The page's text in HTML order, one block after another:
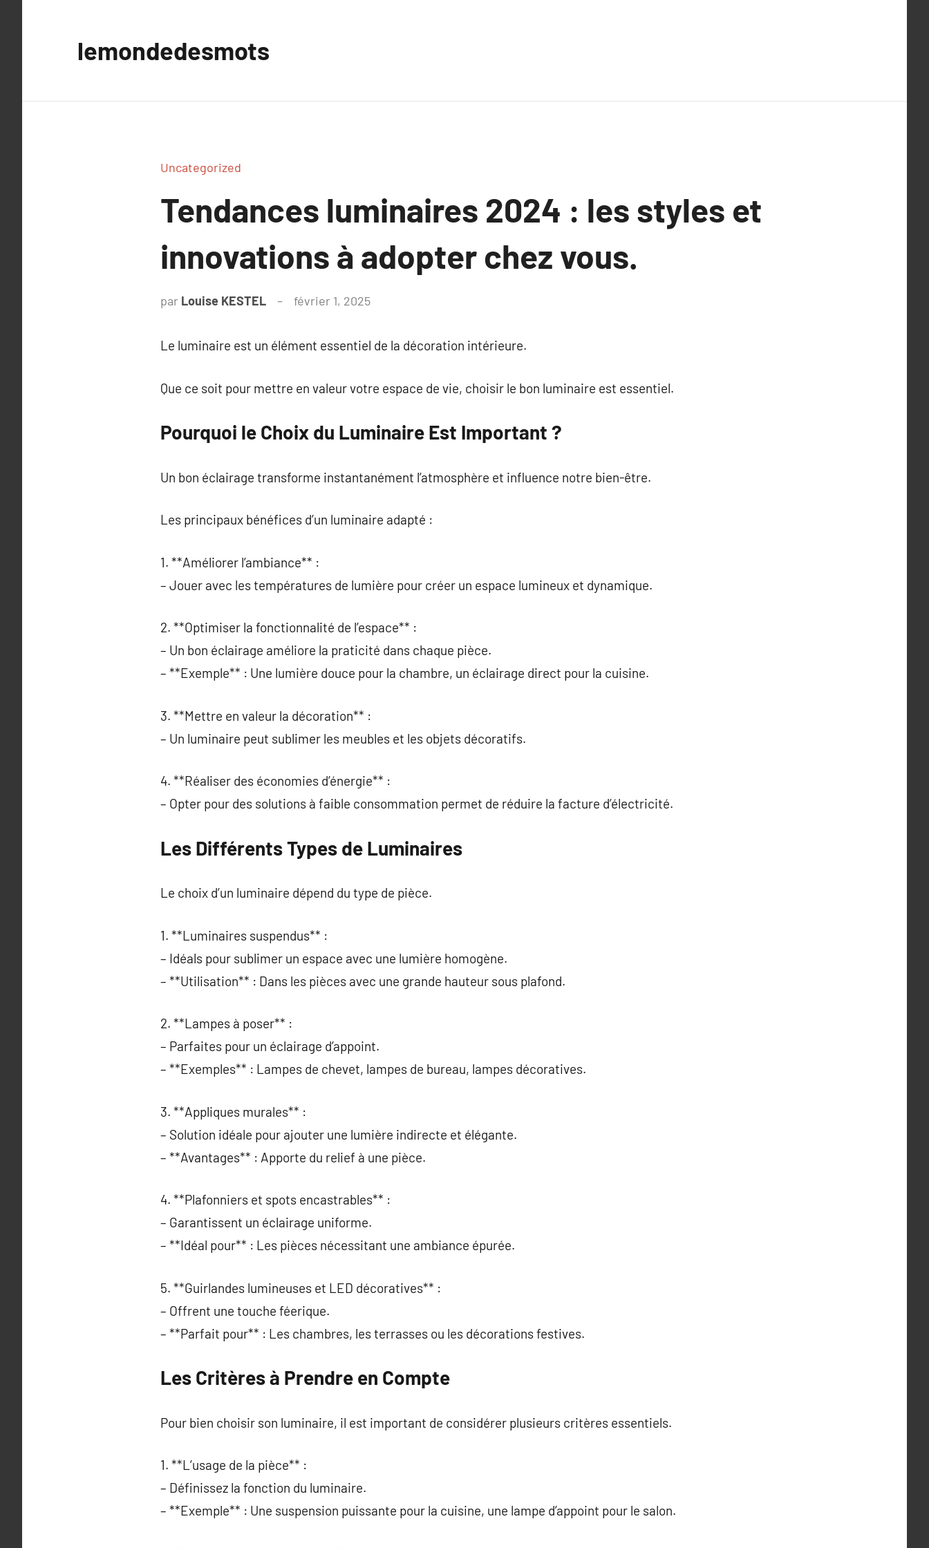
lemondedesmots
Uncategorized
Tendances luminaires 2024 : les styles et
innovations à adopter chez vous.
par Louise KESTEL février 1, 2025
Le luminaire est un élément essentiel de la décoration intérieure.
Que ce soit pour mettre en valeur votre espace de vie, choisir le bon luminaire est essentiel.
Pourquoi le Choix du Luminaire Est Important ?
Un bon éclairage transforme instantanément l’atmosphère et influence notre bien-être.
Les principaux bénéfices d’un luminaire adapté :
1. **Améliorer l’ambiance** :
– Jouer avec les températures de lumière pour créer un espace lumineux et dynamique.
2. **Optimiser la fonctionnalité de l’espace** :
– Un bon éclairage améliore la praticité dans chaque pièce.
– **Exemple** : Une lumière douce pour la chambre, un éclairage direct pour la cuisine.
3. **Mettre en valeur la décoration** :
– Un luminaire peut sublimer les meubles et les objets décoratifs.
4. **Réaliser des économies d’énergie** :
– Opter pour des solutions à faible consommation permet de réduire la facture d’électricité.
Les Différents Types de Luminaires
Le choix d’un luminaire dépend du type de pièce.
1. **Luminaires suspendus** :
– Idéals pour sublimer un espace avec une lumière homogène.
– **Utilisation** : Dans les pièces avec une grande hauteur sous plafond.
2. **Lampes à poser** :
– Parfaites pour un éclairage d’appoint.
– **Exemples** : Lampes de chevet, lampes de bureau, lampes décoratives.
3. **Appliques murales** :
– Solution idéale pour ajouter une lumière indirecte et élégante.
– **Avantages** : Apporte du relief à une pièce.
4. **Plafonniers et spots encastrables** :
– Garantissent un éclairage uniforme.
– **Idéal pour** : Les pièces nécessitant une ambiance épurée.
5. **Guirlandes lumineuses et LED décoratives** :
– Offrent une touche féerique.
– **Parfait pour** : Les chambres, les terrasses ou les décorations festives.
Les Critères à Prendre en Compte
Pour bien choisir son luminaire, il est important de considérer plusieurs critères essentiels.
1. **L’usage de la pièce** :
– Définissez la fonction du luminaire.
– **Exemple** : Une suspension puissante pour la cuisine, une lampe d’appoint pour le salon.